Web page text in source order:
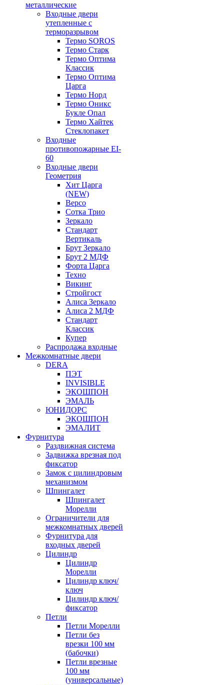
металлические
Входные двери
утепленные с
терморазрывом
Термо SOROS
Термо Старк
Термо Оптима
Классик
Термо Оптима
Царга
Термо Норд
Термо Оникс
Букле Опал
Термо Хайтек
Стеклопакет
Входные
противопожарные EI-
60
Входные двери
Геометрия
Хит Царга
(NEW)
Версо
Сотка Трио
Зеркало
Стандарт
Вертикаль
Брут Зеркало
Брут 2 МДФ
Форта Царга
Техно
Викинг
Стройгост
Алиса Зеркало
Алиса 2 МДФ
Стандарт
Классик
Купер
Распродажа входные
Межкомнатные двери
DERA
ПЭТ
INVISIBLE
ЭКОШПОН
ЭМАЛЬ
ЮНИДОРС
ЭКОШПОН
ЭМАЛИТ
Фурнитура
Раздвижная система
Задвижка врезная под
фиксатор
Замок с цилиндровым
механизмом
Шпингалет
Шпингалет
Морелли
Ограничители для
межкомнатных дверей
Фурнитура для
входных дверей
Цилиндр
Цилиндр
Морелли
Цилиндр ключ/
ключ
Цилиндр ключ/
фиксатор
Петли
Петли Морелли
Петли без
врезки 100 мм
(бабочки)
Петли врезные
100 мм
(универсальные)